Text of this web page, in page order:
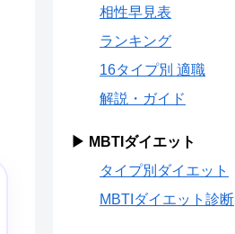
相性早見表
ランキング
16タイプ別 適職
解説・ガイド
▶ MBTIダイエット
タイプ別ダイエット
MBTIダイエット診断